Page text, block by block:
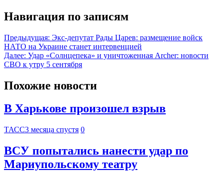
Навигация по записям
Предыдущая: Экс-депутат Рады Царев: размещение войск
НАТО на Украине станет интервенцией
Далее: Удар «Солнцепека» и уничтоженная Archer: новости
СВО к утру 5 сентября
Похожие новости
В Харькове произошел взрыв
ТАСС3 месяца спустя 0
ВСУ попытались нанести удар по
Мариупольскому театру